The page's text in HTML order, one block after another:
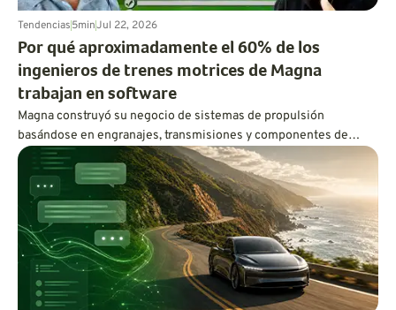
Tendencias5minJul 22, 2026
Por qué aproximadamente el 60% de los
ingenieros de trenes motrices de Magna
trabajan en software
Magna construyó su negocio de sistemas de propulsión
basándose en engranajes, transmisiones y componentes de
tracción a las cuatro ruedas. Hoy en día, aproximadamente el 60
por ciento de su plantilla de ingeniería de sistemas de
propulsión trabaja en software, utilizando código, inteligencia
artificial y gemelos digitales para mejorar el rendimiento de los
vehículos eléctricos e híbridos.